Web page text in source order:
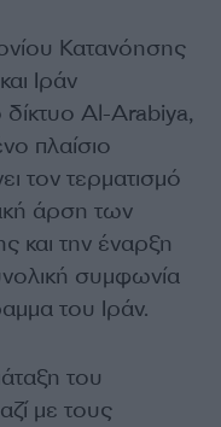
Κατανόησης
Ιράν
δίκτυο Al-Arabiya,
πλαίσιο
τον τερματισμό
άρση των
και την έναρξη
συμφωνία
του Ιράν.
του
με τους